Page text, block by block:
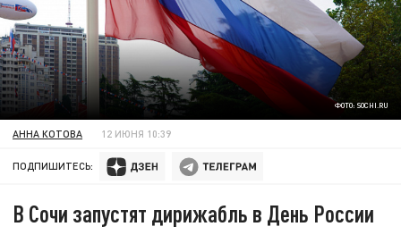
ФОТО: SOCHI.RU
АННА КОТОВА 12 ИЮНЯ 10:39
ПОДПИШИТЕСЬ:
В Сочи запустят дирижабль в День России